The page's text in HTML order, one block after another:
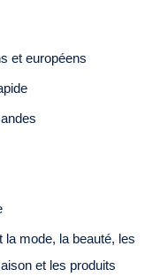
et européens
mode, la beauté, les
et les produits